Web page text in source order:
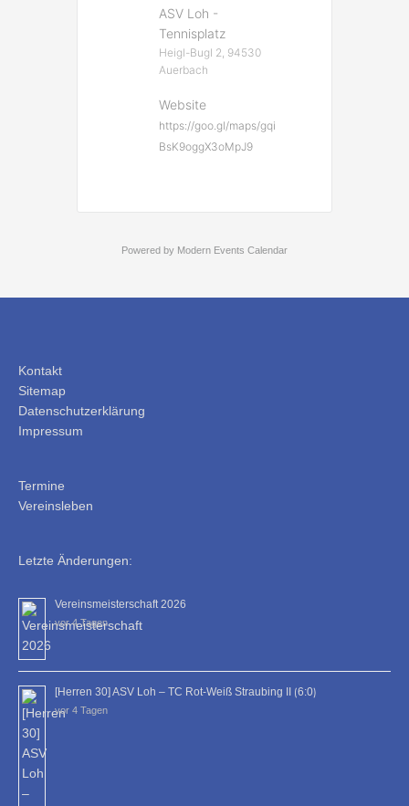
ASV Loh -
Tennisplatz
Heigl-Bugl 2, 94530
Auerbach
Website
https://goo.gl/maps/gqi
BsK9oggX3oMpJ9
Powered by Modern Events Calendar
Kontakt
Sitemap
Datenschutzerklärung
Impressum
Termine
Vereinsleben
Letzte Änderungen:
Vereinsmeisterschaft 2026
vor 4 Tagen
[Herren 30] ASV Loh – TC Rot-Weiß Straubing II ⟮6:0⟯
vor 4 Tagen